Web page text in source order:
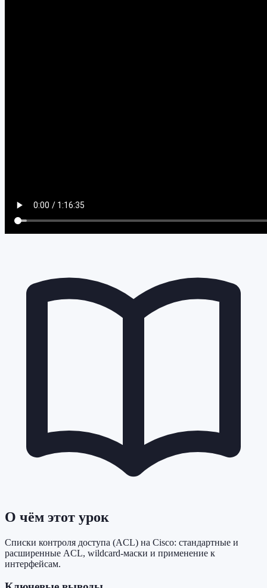
О чём этот урок
Списки контроля доступа (ACL) на Cisco: стандартные и
расширенные ACL, wildcard-маски и применение к
интерфейсам.